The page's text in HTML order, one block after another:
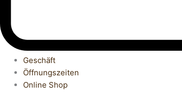
Geschäft
Öffnungszeiten
Online Shop